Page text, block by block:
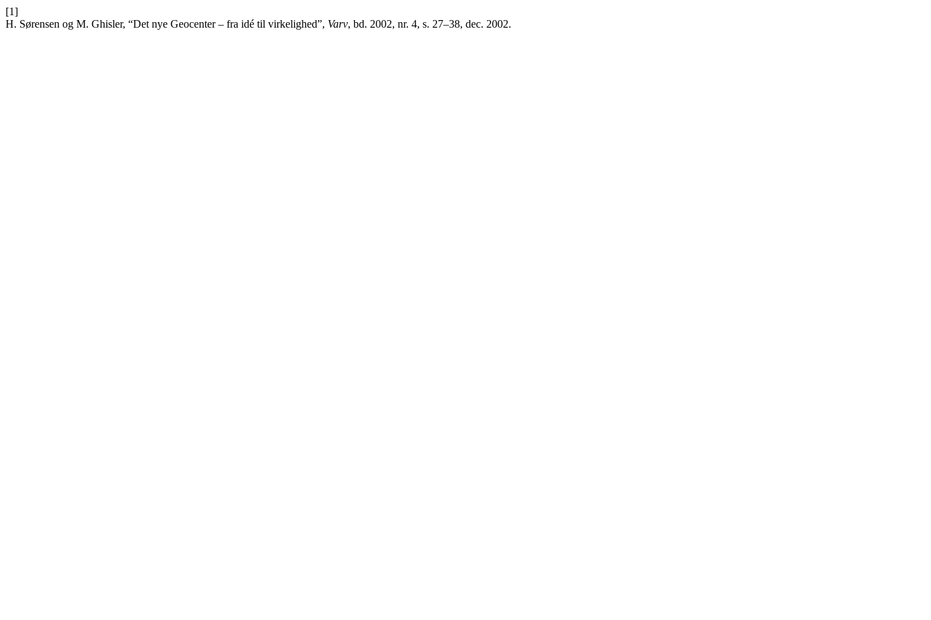
[1]
H. Sørensen og M. Ghisler, “Det nye Geocenter – fra idé til virkelighed”, Varv, bd. 2002, nr. 4, s. 27–38, dec. 2002.